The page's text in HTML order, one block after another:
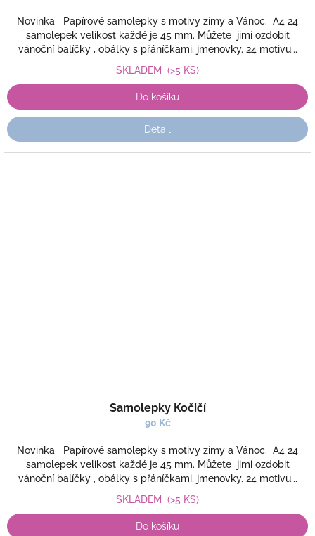
Novinka Papírové samolepky s motivy zimy a Vánoc. A4 24
samolepek velikost každé je 45 mm. Můžete jimi ozdobit
vánoční balíčky , obálky s přáníčkami, jmenovky. 24 motivu...
SKLADEM (>5 KS)
Do košíku
Detail
Samolepky Kočičí
90 Kč
Novinka Papírové samolepky s motivy zimy a Vánoc. A4 24
samolepek velikost každé je 45 mm. Můžete jimi ozdobit
vánoční balíčky , obálky s přáníčkami, jmenovky. 24 motivu...
SKLADEM (>5 KS)
Do košíku